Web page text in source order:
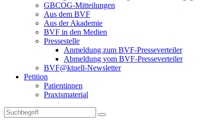
GBCOG-Mitteilungen
Aus dem BVF
Aus der Akademie
BVF in den Medien
Pressestelle
Anmeldung zum BVF-Presseverteiler
Abmeldung vom BVF-Presseverteiler
BVF@ktuell-Newsletter
Petition
Patientinnen
Praxismaterial